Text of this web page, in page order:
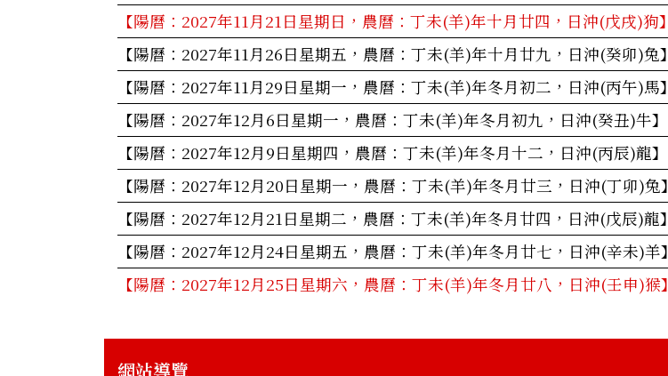
【陽曆：2027年11月21日星期日，農曆：丁未(羊)年十月廿四，日沖(戊戌)狗】
【陽曆：2027年11月26日星期五，農曆：丁未(羊)年十月廿九，日沖(癸卯)兔】
【陽曆：2027年11月29日星期一，農曆：丁未(羊)年冬月初二，日沖(丙午)馬】
【陽曆：2027年12月6日星期一，農曆：丁未(羊)年冬月初九，日沖(癸丑)牛】
【陽曆：2027年12月9日星期四，農曆：丁未(羊)年冬月十二，日沖(丙辰)龍】
【陽曆：2027年12月20日星期一，農曆：丁未(羊)年冬月廿三，日沖(丁卯)兔】
【陽曆：2027年12月21日星期二，農曆：丁未(羊)年冬月廿四，日沖(戊辰)龍】
【陽曆：2027年12月24日星期五，農曆：丁未(羊)年冬月廿七，日沖(辛未)羊】
【陽曆：2027年12月25日星期六，農曆：丁未(羊)年冬月廿八，日沖(壬申)猴】
網站導覽